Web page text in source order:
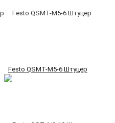
Festo QSMT-M5-6 Штуцер